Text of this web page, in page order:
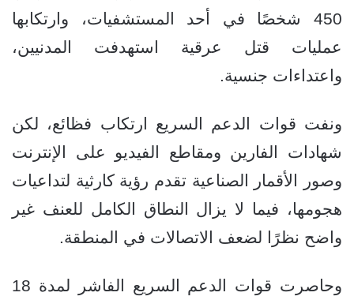
450 شخصًا في أحد المستشفيات، وارتكابها
عمليات قتل عرقية استهدفت المدنيين،
واعتداءات جنسية.
ونفت قوات الدعم السريع ارتكاب فظائع، لكن
شهادات الفارين ومقاطع الفيديو على الإنترنت
وصور الأقمار الصناعية تقدم رؤية كارثية لتداعيات
هجومها، فيما لا يزال النطاق الكامل للعنف غير
واضح نظرًا لضعف الاتصالات في المنطقة.
وحاصرت قوات الدعم السريع الفاشر لمدة 18